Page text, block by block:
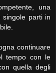
una
parti in
continuare
tempo con le
quella degli